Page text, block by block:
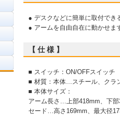
● デスクなどに簡単に取付でき
● アームを自由自在に動かせま
【 仕 様 】
■ スイッチ：ON/OFFスイッチ
■ 材質：本体…スチール、クラ
■ 本体サイズ：
アーム長さ…上部418mm、下部
セード…高さ169mm、最大径